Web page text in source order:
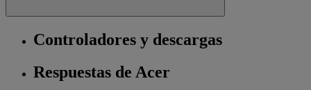
Controladores y descargas
Respuestas de Acer